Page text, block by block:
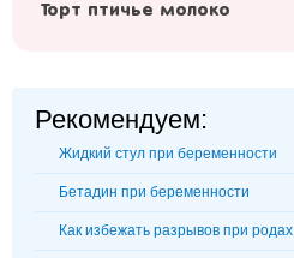
Торт птичье молоко
Рекомендуем:
Жидкий стул при беременности
Бетадин при беременности
Как избежать разрывов при родах